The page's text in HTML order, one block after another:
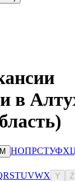
в
М НОПРСТУФХ
RSTUVWX Y Z